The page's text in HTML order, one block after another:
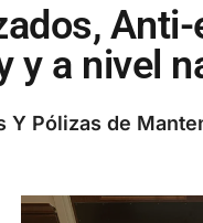
y a nivel
Y Pólizas de